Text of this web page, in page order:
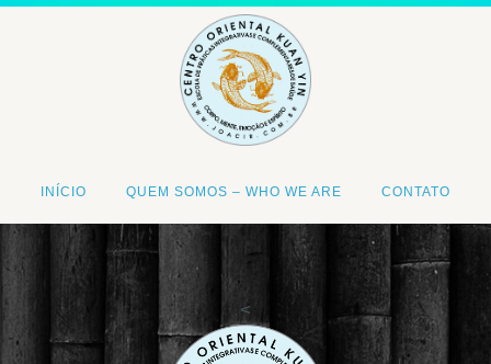
INÍCIO QUEM SOMOS – WHO WE ARE CONTATO
<